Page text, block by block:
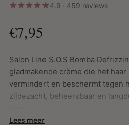
4.9 · 459 reviews
€7,95
Salon Line S.O.S Bomba
gladmakende crème die het
vermindert en beschermt tegen
zijdezacht, beheersbaar en
Lees meer